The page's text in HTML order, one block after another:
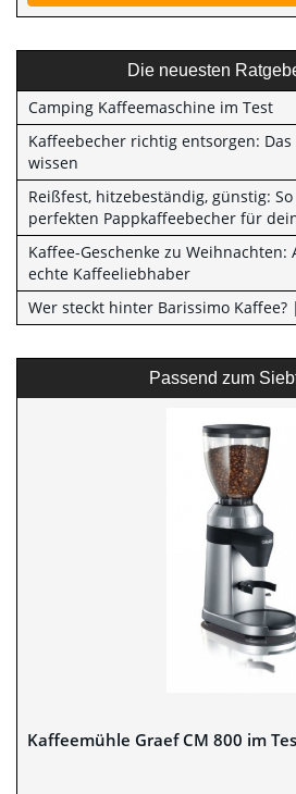
Die neuesten
Camping Kaffeemaschine im Test
Kaffeebecher richtig entsorgen:
wissen
Reißfest, hitzebeständig, günstig:
perfekten Pappkaffeebecher für
Kaffee-Geschenke zu
echte Kaffeeliebhaber
Wer steckt hinter Barissimo
Passend zum
Kaffeemühle Graef CM 800 im